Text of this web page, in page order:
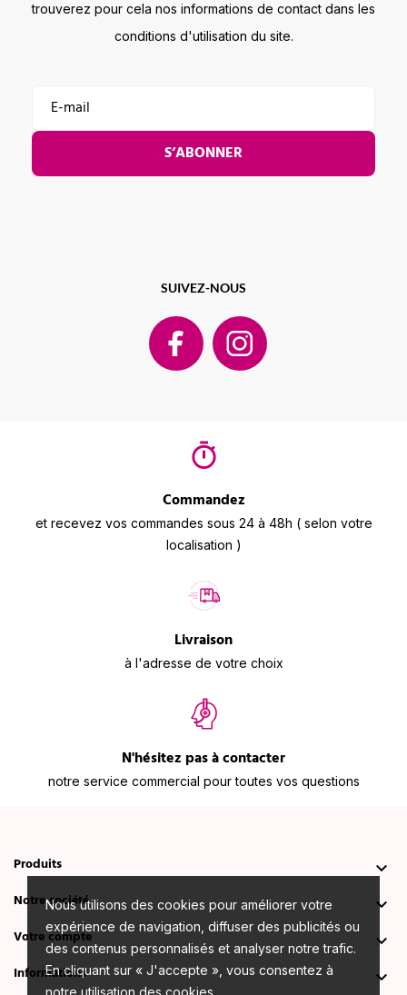
Nous utilisons des cookies pour améliorer votre
expérience de navigation, diffuser des publicités ou
des contenus personnalisés et analyser notre trafic.
En cliquant sur « J'accepte », vous consentez à
notre utilisation des cookies
trouverez pour cela nos informations de contact dans les
conditions d'utilisation du site.
S’ABONNER
SUIVEZ-NOUS
Commandez
et recevez vos commandes sous 24 à 48h ( selon votre
localisation )
Livraison
à l'adresse de votre choix
N'hésitez pas à contacter
notre service commercial pour toutes vos questions
Produits 
Notre société 
Votre compte 
Informations 